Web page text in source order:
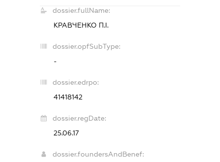
dossier.fullName:
КРАВЧЕНКО П.І.
dossier.opfSubType:
-
dossier.edrpo:
41418142
dossier.regDate:
25.06.17
dossier.foundersAndBenef: